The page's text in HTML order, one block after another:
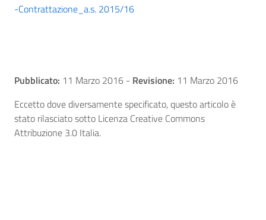
-Contrattazione_a.s. 2015/16
Pubblicato: 11 Marzo 2016 - Revisione: 11 Marzo 2016
Eccetto dove diversamente specificato, questo articolo è
stato rilasciato sotto Licenza Creative Commons
Attribuzione 3.0 Italia.